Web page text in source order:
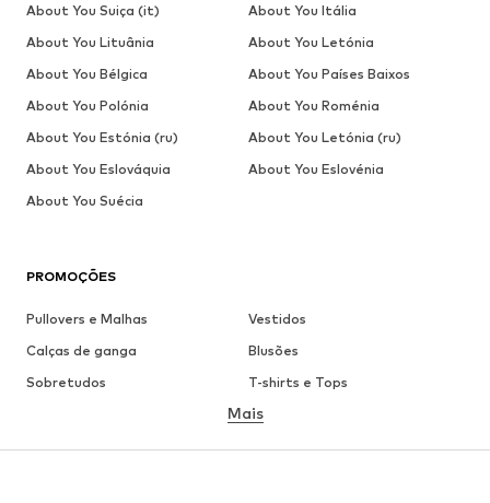
PROMOÇÕES
Pullovers e Malhas
Vestidos
Calças de ganga
Blusões
Sobretudos
T-shirts e Tops
Roupa interior
Mais
About You Suiça (it)
About You Itália
About You Lituânia
About You Letónia
About You Bélgica
About You Países Baixos
About You Polónia
About You Roménia
About You Estónia (ru)
About You Letónia (ru)
About You Eslováquia
About You Eslovénia
About You Suécia